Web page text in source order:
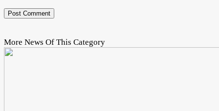
More News Of This Category